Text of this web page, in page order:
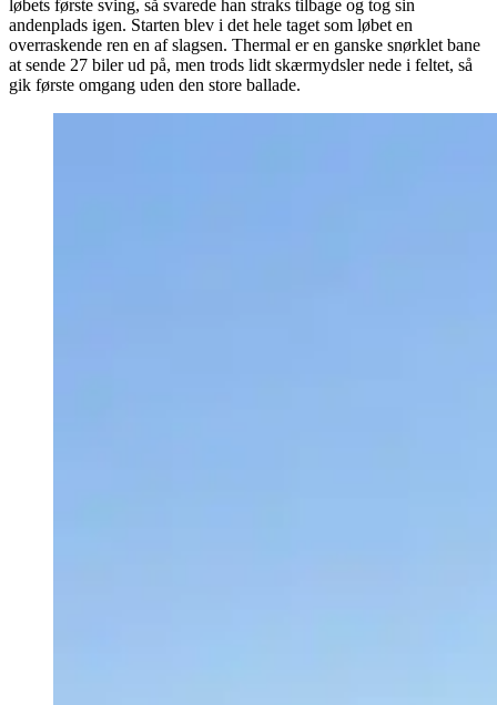
løbets første sving, så svarede han straks tilbage og tog sin
andenplads igen. Starten blev i det hele taget som løbet en
overraskende ren en af slagsen. Thermal er en ganske snørklet bane
at sende 27 biler ud på, men trods lidt skærmydsler nede i feltet, så
gik første omgang uden den store ballade.